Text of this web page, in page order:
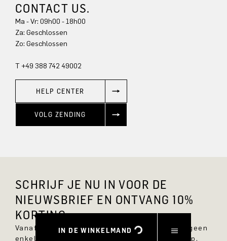
IN DE WINKELMAND
CONTACT US.
Ma - Vr: 09h00 - 18h00
Za: Geschlossen
Zo: Geschlossen
T +49 388 742 49002
HELP CENTER
VOLG ZENDING
SCHRIJF JE NU IN VOOR DE
NIEUWSBRIEF EN ONTVANG 10%
KORTING.
Vanaf nu ben je altijd op de hoogte en mis je geen
enkele nieuwe stijl in de DRYKORN online shop.